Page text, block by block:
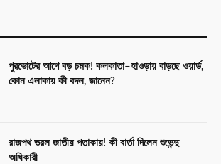
পুরভোটের আগে বড় চমক! কলকাতা–হাওড়ায় বাড়ছে ওয়ার্ড,
কোন এলাকায় কী বদল, জানেন?
রাজপথ ভরল জাতীয় পতাকায়! কী বার্তা দিলেন শুভেন্দু
অধিকারী